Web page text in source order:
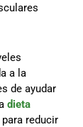
a la
de ayudar
dieta
reducir